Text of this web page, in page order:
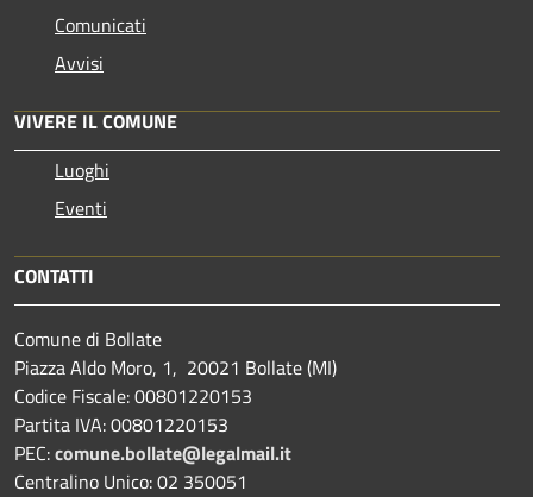
Comunicati
Avvisi
VIVERE IL COMUNE
Luoghi
Eventi
CONTATTI
Comune di Bollate
Piazza Aldo Moro, 1, 20021 Bollate (MI)
Codice Fiscale: 00801220153
Partita IVA: 00801220153
PEC:comune.bollate@legalmail.it
Centralino Unico: 02 350051